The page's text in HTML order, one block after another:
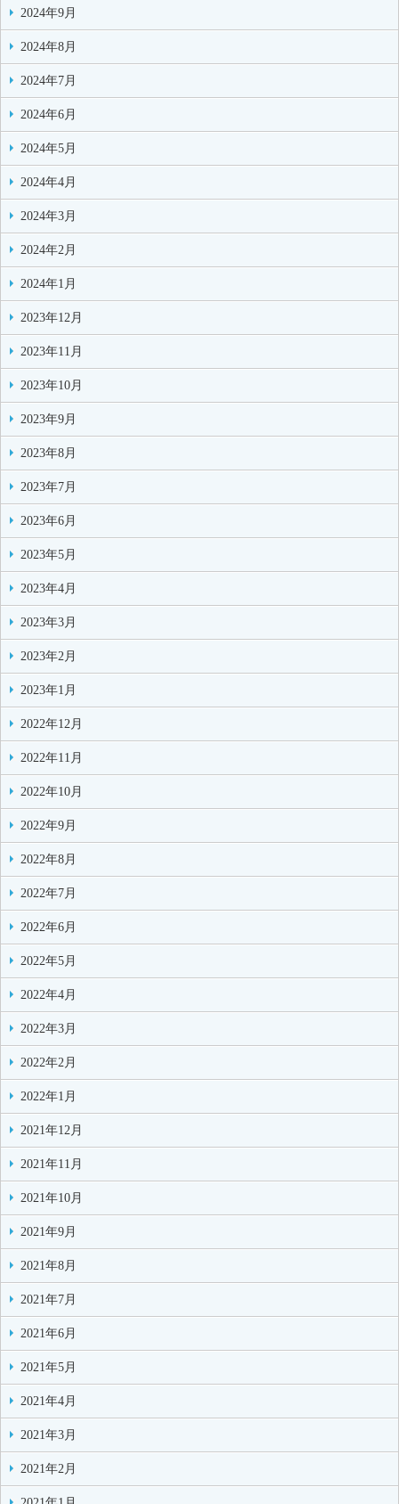
2024年9月
2024年8月
2024年7月
2024年6月
2024年5月
2024年4月
2024年3月
2024年2月
2024年1月
2023年12月
2023年11月
2023年10月
2023年9月
2023年8月
2023年7月
2023年6月
2023年5月
2023年4月
2023年3月
2023年2月
2023年1月
2022年12月
2022年11月
2022年10月
2022年9月
2022年8月
2022年7月
2022年6月
2022年5月
2022年4月
2022年3月
2022年2月
2022年1月
2021年12月
2021年11月
2021年10月
2021年9月
2021年8月
2021年7月
2021年6月
2021年5月
2021年4月
2021年3月
2021年2月